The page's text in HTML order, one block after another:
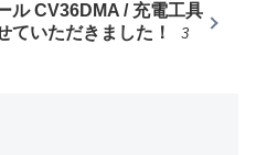
ル CV36DMA / 充電工具
ていただきました！
3